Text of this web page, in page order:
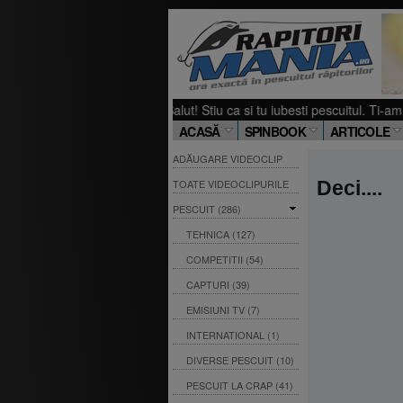
Salut! Stiu ca si tu iubesti pescuitul. Ti-am
ACASĂ
SPINBOOK ARTICOLE
ADĂUGARE VIDEOCLIP
TOATE VIDEOCLIPURILE
PESCUIT (286)
TEHNICA (127)
COMPETITII (54)
CAPTURI (39)
EMISIUNI TV (7)
INTERNATIONAL (1)
DIVERSE PESCUIT (10)
PESCUIT LA CRAP (41)
Deci....